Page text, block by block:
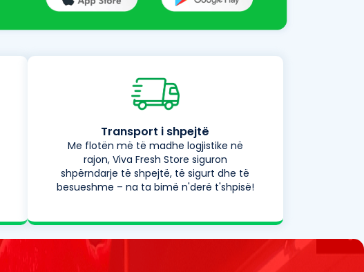
Transport i shpejtë
Me flotën më të madhe logjistike në
rajon, Viva Fresh Store siguron
shpërndarje të shpejtë, të sigurt dhe të
besueshme – na ta bimë n'derë t'shpisë!